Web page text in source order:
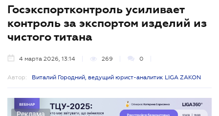
Госэкспортконтроль усиливает
контроль за экспортом изделий из
чистого титана
4 марта 2026, 13:14 269 0
Автор: Виталий Городний, ведущий юрист-аналитик LIGA ZAKON
Реклама